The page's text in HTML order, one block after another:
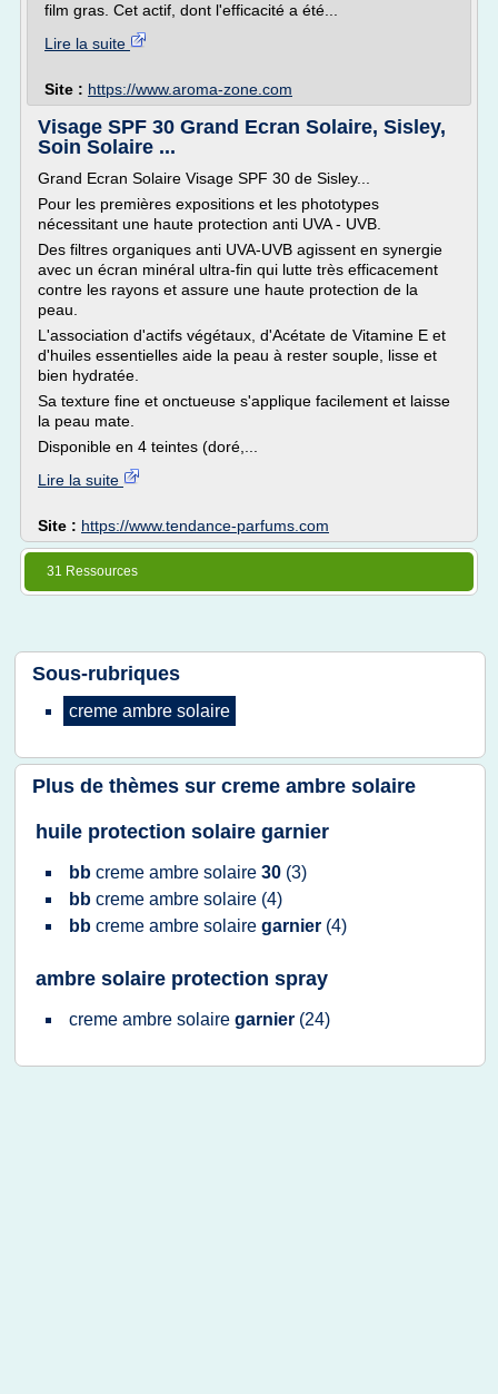
film gras. Cet actif, dont l'efficacité a été...
Lire la suite
Site : https://www.aroma-zone.com
Visage SPF 30 Grand Ecran Solaire, Sisley,
Soin Solaire ...
Grand Ecran Solaire Visage SPF 30 de Sisley...
Pour les premières expositions et les phototypes
nécessitant une haute protection anti UVA - UVB.
Des filtres organiques anti UVA-UVB agissent en synergie
avec un écran minéral ultra-fin qui lutte très efficacement
contre les rayons et assure une haute protection de la
peau.
L'association d'actifs végétaux, d'Acétate de Vitamine E et
d'huiles essentielles aide la peau à rester souple, lisse et
bien hydratée.
Sa texture fine et onctueuse s'applique facilement et laisse
la peau mate.
Disponible en 4 teintes (doré,...
Lire la suite
Site : https://www.tendance-parfums.com
31 Ressources
Sous-rubriques
creme ambre solaire
Plus de thèmes sur creme ambre solaire
huile protection solaire garnier
bb creme ambre solaire 30 (3)
bb creme ambre solaire (4)
bb creme ambre solaire garnier (4)
ambre solaire protection spray
creme ambre solaire garnier (24)